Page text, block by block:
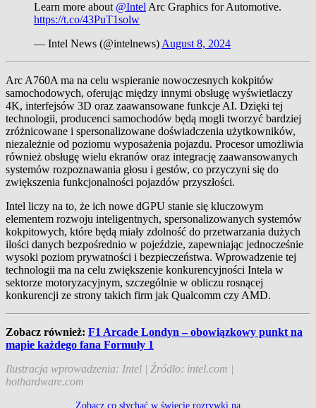
Learn more about @Intel Arc Graphics for Automotive.
https://t.co/43PuT1solw
— Intel News (@intelnews) August 8, 2024
Arc A760A ma na celu wspieranie nowoczesnych kokpitów
samochodowych, oferując między innymi obsługę wyświetlaczy
4K, interfejsów 3D oraz zaawansowane funkcje AI. Dzięki tej
technologii, producenci samochodów będą mogli tworzyć bardziej
zróżnicowane i spersonalizowane doświadczenia użytkowników,
niezależnie od poziomu wyposażenia pojazdu. Procesor umożliwia
również obsługę wielu ekranów oraz integrację zaawansowanych
systemów rozpoznawania głosu i gestów, co przyczyni się do
zwiększenia funkcjonalności pojazdów przyszłości.
Intel liczy na to, że ich nowe dGPU stanie się kluczowym
elementem rozwoju inteligentnych, spersonalizowanych systemów
kokpitowych, które będą miały zdolność do przetwarzania dużych
ilości danych bezpośrednio w pojeździe, zapewniając jednocześnie
wysoki poziom prywatności i bezpieczeństwa. Wprowadzenie tej
technologii ma na celu zwiększenie konkurencyjności Intela w
sektorze motoryzacyjnym, szczególnie w obliczu rosnącej
konkurencji ze strony takich firm jak Qualcomm czy AMD​.
Zobacz również: F1 Arcade Londyn – obowiązkowy punkt na
mapie każdego fana Formuły 1
Ilustracja wprowadzenia: Intel | Źródło: intel.com |
hothardware.com
Zobacz co słychać w świecie rozrywki na